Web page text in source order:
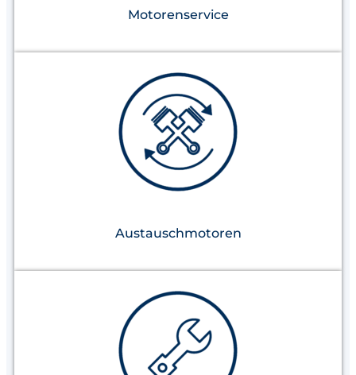
Motorenservice
Austauschmotoren